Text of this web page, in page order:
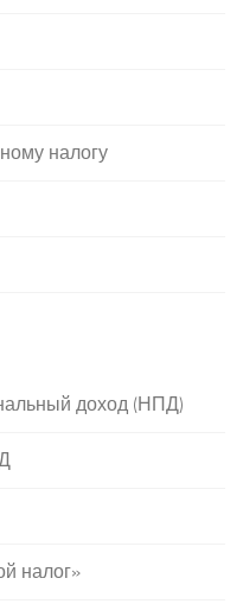
налогу
доход (НПД)
налог»